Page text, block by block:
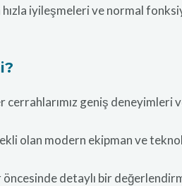
hızla iyileşmeleri ve normal
geniş deneyimleri
olan modern ekipman ve
detaylı bir